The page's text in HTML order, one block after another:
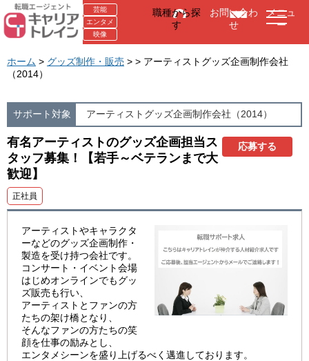
芸能
エンタメ
映像
職種から探
す
お問い合わ
せ
メニュ
ー
ホーム > グッズ制作・販売 > > アーティストグッズ企画制作会社
（2014）
サポート対象 アーティストグッズ企画制作会社（2014）
応募する
有名アーティストのグッズ企画担当ス
タッフ募集！【若手～ベテランまで大
歓迎】
正社員
アーティストやキャラクタ
ーなどのグッズ企画制作・
製造を受け持つ会社です。
コンサート・イベント会場
はじめオンラインでもグッ
ズ販売も行い、
アーティストとファンの方
たちの架け橋となり、
そんなファンの方たちの笑
顔を仕事の励みとし、
エンタメシーンを盛り上げるべく邁進しております。